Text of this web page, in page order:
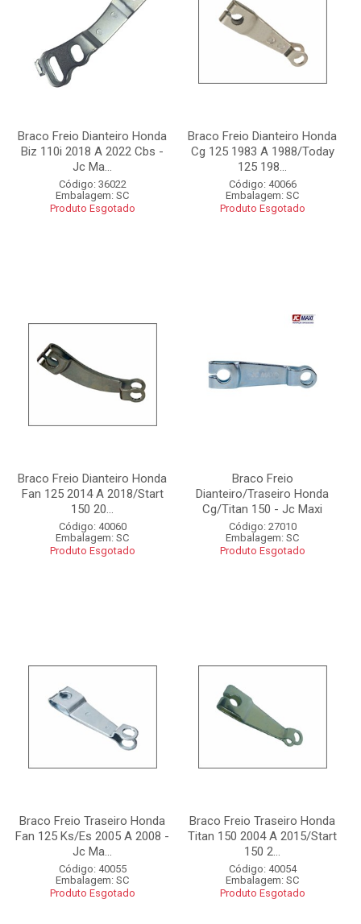
Braco Freio Dianteiro Honda
Biz 110i 2018 A 2022 Cbs -
Jc Ma...
Código: 36022
Embalagem: SC
Produto Esgotado
Braco Freio Dianteiro Honda
Cg 125 1983 A 1988/Today
125 198...
Código: 40066
Embalagem: SC
Produto Esgotado
Braco Freio Dianteiro Honda
Fan 125 2014 A 2018/Start
150 20...
Código: 40060
Embalagem: SC
Produto Esgotado
Braco Freio
Dianteiro/Traseiro Honda
Cg/Titan 150 - Jc Maxi
Código: 27010
Embalagem: SC
Produto Esgotado
Braco Freio Traseiro Honda
Fan 125 Ks/Es 2005 A 2008 -
Jc Ma...
Código: 40055
Embalagem: SC
Produto Esgotado
Braco Freio Traseiro Honda
Titan 150 2004 A 2015/Start
150 2...
Código: 40054
Embalagem: SC
Produto Esgotado